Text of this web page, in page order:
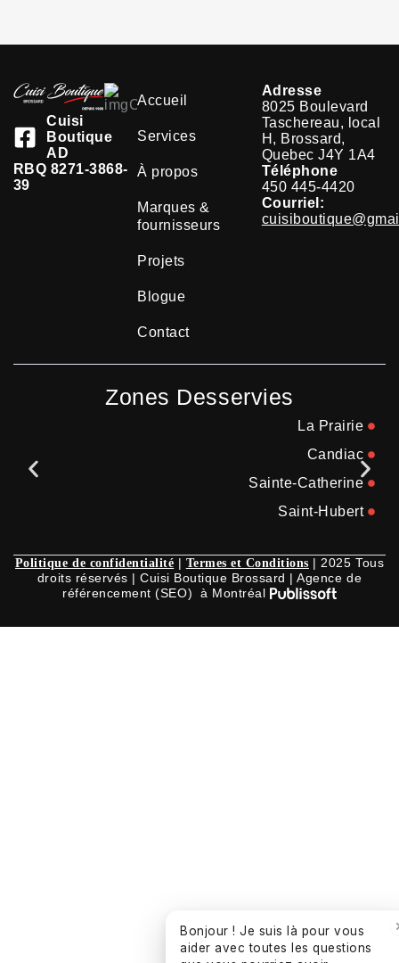
Cuisi
Boutique
AD
RBQ 8271-3868-
39
Accueil
Services
À propos
Marques &
fournisseurs
Projets
Blogue
Contact
Adresse
8025 Boulevard
Taschereau, local
H, Brossard,
Quebec J4Y 1A4
Téléphone
450 445-4420
Courriel:
Zones Desservies
La Prairie
Candiac
Sainte-Catherine
Saint-Hubert
Politique de confidentialité | Termes et Conditions | 2025 Tous
droits réservés | Cuisi Boutique Brossard | Agence de
référencement (SEO) à Montréal
Bonjour ! Je suis là pour vous
aider avec toutes les questions